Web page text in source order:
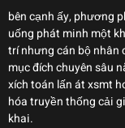
bên cạnh ấy, phương
uống phát minh một
trí nhưng cán bộ nhân
mục đích chuyên sâu
xích toán lấn át xsmt
hóa truyền thống cải
khai.